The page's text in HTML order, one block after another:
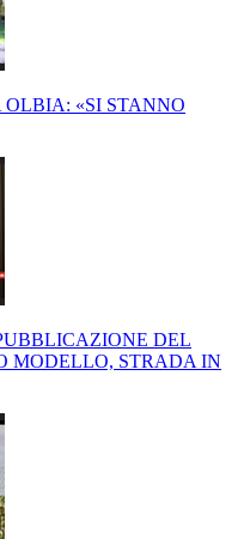
«SI STANNO
DEL
MODELLO, STRADA IN